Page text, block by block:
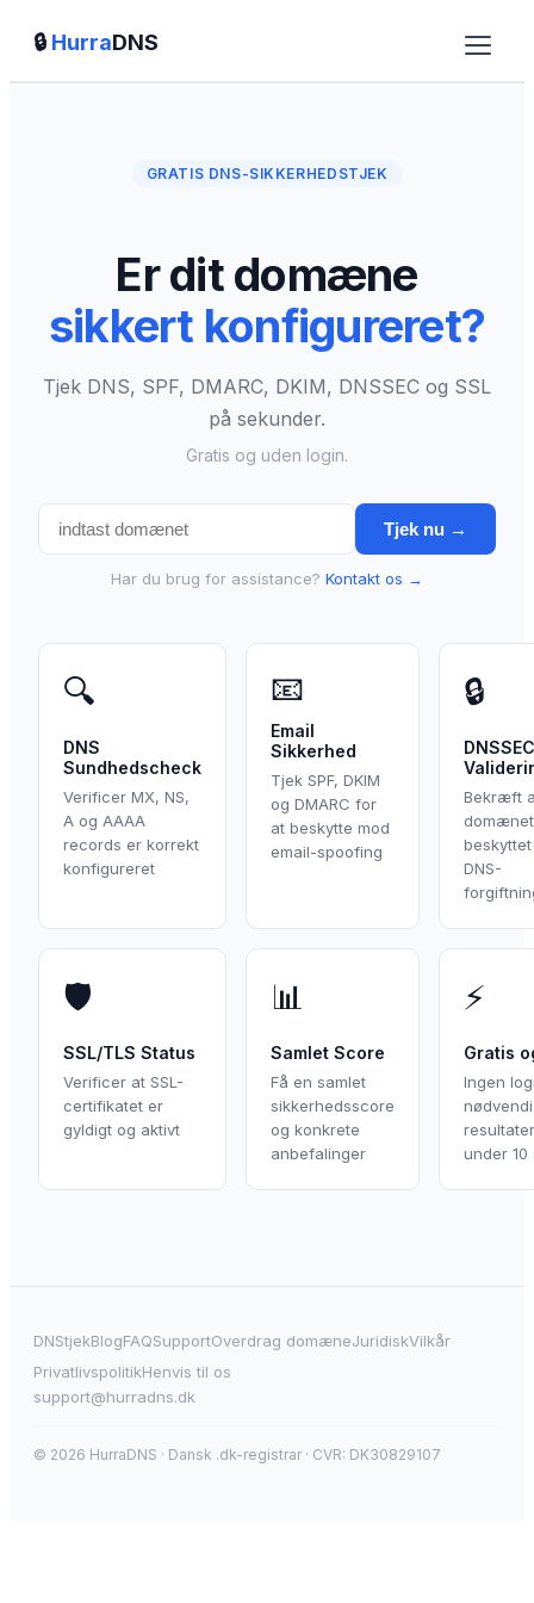
🔒 HurraDNS
Overdrag domæne
FAQ
Kom i gang
GRATIS DNS-SIKKERHEDSTJEK
Er dit domæne
sikkert konfigureret?
Tjek DNS, SPF, DMARC, DKIM, DNSSEC og SSL
på sekunder.
Gratis og uden login.
Tjek nu →
Har du brug for assistance? Kontakt os →
🔍
DNS
Sundhedscheck
Verificer MX, NS,
A og AAAA
records er korrekt
konfigureret
📧
Email
Sikkerhed
Tjek SPF, DKIM
og DMARC for
at beskytte mod
email-spoofing
🔒
DNSSEC
Bekræft
DNS-
🛡️
SSL/TLS Status
Verificer at SSL-
certifikatet er
gyldigt og aktivt
📊
Samlet Score
Få en samlet
sikkerhedsscore
og konkrete
anbefalinger
⚡
Gratis
Ingen
under 10
DNStjekBlogFAQSupportOverdrag domæneJuridiskVilkår
PrivatlivspolitikHenvis til os
support@hurradns.dk
© 2026 HurraDNS · Dansk .dk-registrar · CVR: DK30829107